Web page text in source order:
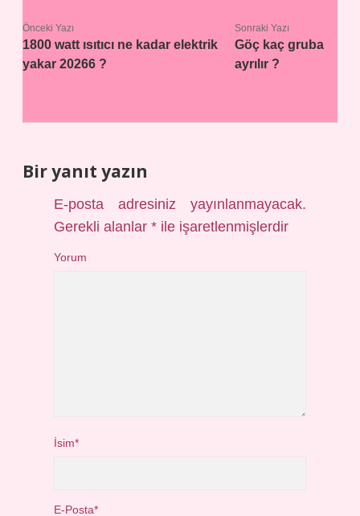
Önceki Yazı
1800 watt ısıtıcı ne kadar elektrik
yakar 20266 ?
Sonraki Yazı
Göç kaç gruba
ayrılır ?
Bir yanıt yazın
E-posta adresiniz yayınlanmayacak.
Gerekli alanlar* ile işaretlenmişlerdir
Yorum
İsim*
E-Posta*